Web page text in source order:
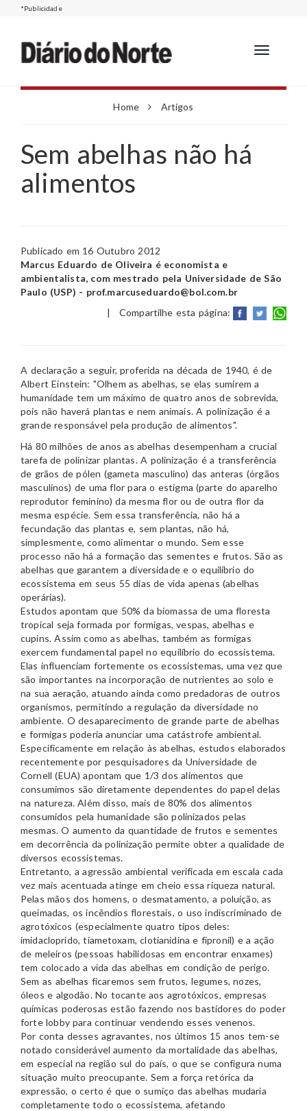
*Publicidade
Toggle
Home Artigos
Sem abelhas não há
alimentos
Publicado em 16 Outubro 2012
Marcus Eduardo de Oliveira é economista e
ambientalista, com mestrado pela Universidade de São
Paulo (USP) - prof.marcuseduardo@bol.com.br
|Compartilhe esta página:
A declaração a seguir, proferida na década de 1940, é de
Albert Einstein: "Olhem as abelhas, se elas sumirem a
humanidade tem um máximo de quatro anos de sobrevida,
pois não haverá plantas e nem animais. A polinização é a
grande responsável pela produção de alimentos".
Há 80 milhões de anos as abelhas desempenham a crucial
tarefa de polinizar plantas. A polinização é a transferência
de grãos de pólen (gameta masculino) das anteras (órgãos
masculinos) de uma flor para o estigma (parte do aparelho
reprodutor feminino) da mesma flor ou de outra flor da
mesma espécie. Sem essa transferência, não há a
fecundação das plantas e, sem plantas, não há,
simplesmente, como alimentar o mundo. Sem esse
processo não há a formação das sementes e frutos. São as
abelhas que garantem a diversidade e o equilíbrio do
ecossistema em seus 55 dias de vida apenas (abelhas
operárias).
Estudos apontam que 50% da biomassa de uma floresta
tropical seja formada por formigas, vespas, abelhas e
cupins. Assim como as abelhas, também as formigas
exercem fundamental papel no equilíbrio do ecossistema.
Elas influenciam fortemente os ecossistemas, uma vez que
são importantes na incorporação de nutrientes ao solo e
na sua aeração, atuando ainda como predadoras de outros
organismos, permitindo a regulação da diversidade no
ambiente. O desaparecimento de grande parte de abelhas
e formigas poderia anunciar uma catástrofe ambiental.
Especificamente em relação às abelhas, estudos elaborados
recentemente por pesquisadores da Universidade de
Cornell (EUA) apontam que 1/3 dos alimentos que
consumimos são diretamente dependentes do papel delas
na natureza. Além disso, mais de 80% dos alimentos
consumidos pela humanidade são polinizados pelas
mesmas. O aumento da quantidade de frutos e sementes
em decorrência da polinização permite obter a qualidade de
diversos ecossistemas.
Entretanto, a agressão ambiental verificada em escala cada
vez mais acentuada atinge em cheio essa riqueza natural.
Pelas mãos dos homens, o desmatamento, a poluição, as
queimadas, os incêndios florestais, o uso indiscriminado de
agrotóxicos (especialmente quatro tipos deles:
imidacloprido, tiametoxam, clotianidina e fipronil) e a ação
de meleiros (pessoas habilidosas em encontrar enxames)
tem colocado a vida das abelhas em condição de perigo.
Sem as abelhas ficaremos sem frutos, legumes, nozes,
óleos e algodão. No tocante aos agrotóxicos, empresas
químicas poderosas estão fazendo nos bastidores do poder
forte lobby para continuar vendendo esses venenos.
Por conta desses agravantes, nos últimos 15 anos tem-se
notado considerável aumento da mortalidade das abelhas,
em especial na região sul do país, o que se configura numa
situação muito preocupante. Sem a força retórica da
expressão, o certo é que o sumiço das abelhas mudaria
completamente todo o ecossistema, afetando